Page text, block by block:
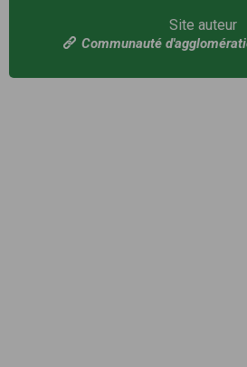
Site auteur
Communauté